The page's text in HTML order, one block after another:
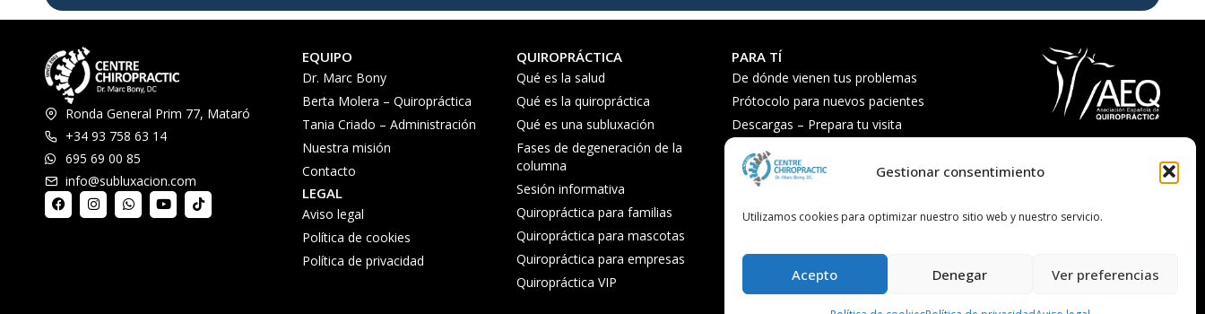
Gestionar consentimiento
Utilizamos cookies para optimizar nuestro sitio web y nuestro servicio.
Acepto Denegar Ver preferencias
Ronda General Prim 77, Mataró
+34 93 758 63 14
695 69 00 85
info@subluxacion.com
EQUIPO
Dr. Marc Bony
Berta Molera – Quiropráctica
Tania Criado – Administración
Nuestra misión
Contacto
LEGAL
Aviso legal
Política de cookies
Política de privacidad
QUIROPRÁCTICA
Qué es la salud
Qué es la quiropráctica
Qué es una subluxación
Fases de degeneración de la
columna
Sesión informativa
Quiropráctica para familias
Quiropráctica para mascotas
Quiropráctica para empresas
Quiropráctica VIP
PARA TÍ
De dónde vienen tus problemas
Prótocolo para nuevos pacientes
Descargas – Prepara tu visita
Consejos de nutrición y recetas
Preguntas frecuentes